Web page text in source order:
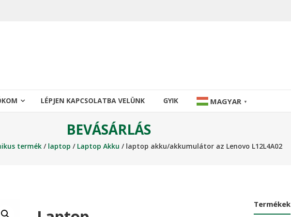
LÉPJEN KAPCSOLATBA VELÜNK GYIK MAGYAR ▼
BEVÁSÁRLÁS
termék/ laptop / Laptop Akku / laptop akku/akkumulátor az Lenovo L12L4A02
Termékek